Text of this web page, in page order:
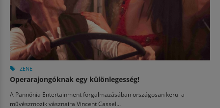
ZENE
Operarajongóknak egy különlegesség!
A Pannónia Entertainment forgalmazásában országosan kerül a
művészmozik vásznaira Vincent Cassel...